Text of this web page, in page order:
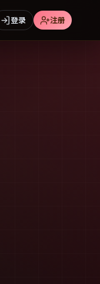
登录 注册